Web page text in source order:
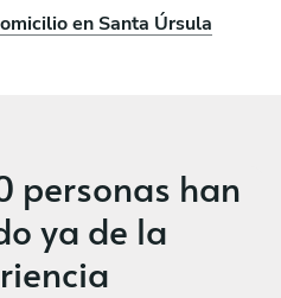
en Santa Úrsula
personas han
ya de la